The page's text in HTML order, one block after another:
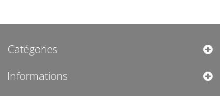
Catégories
Informations